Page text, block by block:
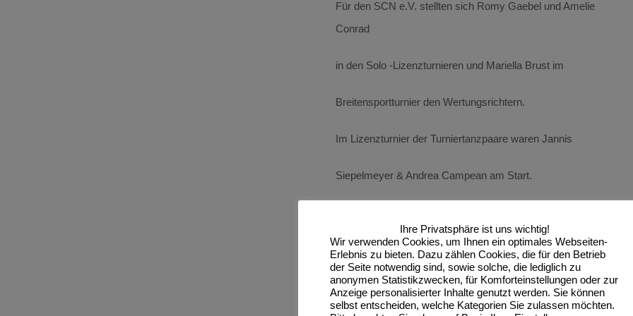
Für den SCN e.V. stellten sich Romy Gaebel und Amelie
Conrad
in den Solo -Lizenzturnieren und Mariella Brust im
Breitensportturnier den Wertungsrichtern.
Im Lizenzturnier der Turniertanzpaare waren Jannis
Siepelmeyer & Andrea Campean am Start.
Latein Jun II D (4 Paare)
2.Platz Jannis & Andrea-
Ihre Privatsphäre ist uns wichtig!
Wir verwenden Cookies, um Ihnen ein optimales Webseiten-
Erlebnis zu bieten. Dazu zählen Cookies, die für den Betrieb
der Seite notwendig sind, sowie solche, die lediglich zu
anonymen Statistikzwecken, für Komforteinstellungen oder zur
Anzeige personalisierter Inhalte genutzt werden. Sie können
selbst entscheiden, welche Kategorien Sie zulassen möchten.